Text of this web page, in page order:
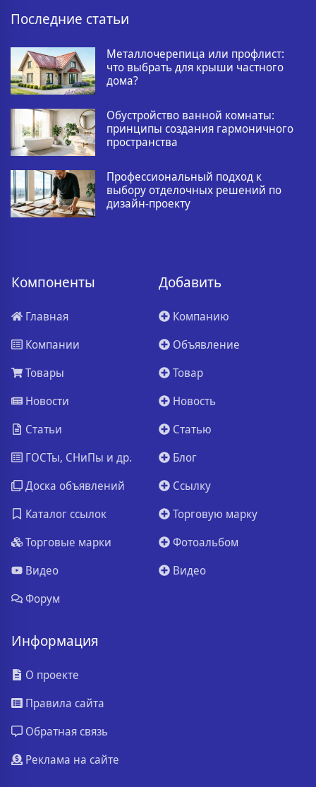
Последние статьи
Металлочерепица или профлист:
что выбрать для крыши частного
дома?
Обустройство ванной комнаты:
принципы создания гармоничного
пространства
Профессиональный подход к
выбору отделочных решений по
дизайн-проекту
Компоненты
Главная
Компании
Товары
Новости
Статьи
ГОСТы, СНиПы и др.
Доска объявлений
Каталог ссылок
Торговые марки
Видео
Форум
Добавить
Компанию
Объявление
Товар
Новость
Статью
Блог
Ссылку
Торговую марку
Фотоальбом
Видео
Информация
О проекте
Правила сайта
Обратная связь
Реклама на сайте